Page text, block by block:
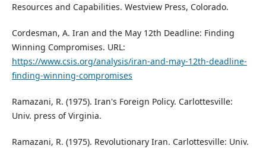
Resources and Capabilities. Westview Press, Colorado.
Cordesman, A. Iran and the May 12th Deadline: Finding
Winning Compromises. URL:
https://www.csis.org/analysis/iran-and-may-12th-deadline-
finding-winning-compromises
Ramazani, R. (1975). Iran's Foreign Policy. Carlottesville:
Univ. press of Virginia.
Ramazani, R. (1975). Revolutionary Iran. Carlottesville: Univ.